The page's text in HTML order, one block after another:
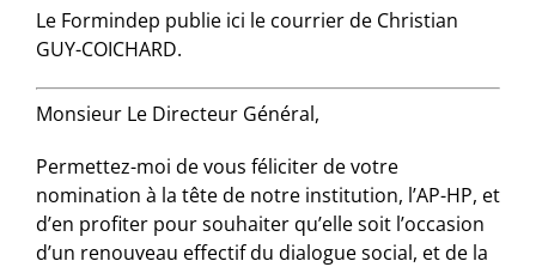
Le Formindep publie ici le courrier de Christian
GUY-COICHARD.
Monsieur Le Directeur Général,
Permettez-moi de vous féliciter de votre
nomination à la tête de notre institution, l’AP-HP, et
d’en profiter pour souhaiter qu’elle soit l’occasion
d’un renouveau effectif du dialogue social, et de la